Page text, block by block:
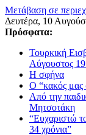
Μετάβαση σε
Δευτέρα, 10
Πρόσφατα:
Τουρκική
Αύγουστος
Η σφήνα
Ο “κακός μας
Από την
Μητσοτάκη
“Ευχαριστώ
34 χρόνια”